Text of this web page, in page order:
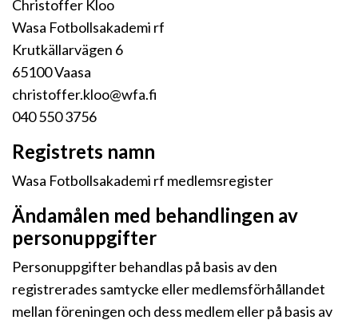
Christoffer Kloo
Wasa Fotbollsakademi rf
Krutkällarvägen 6
65100 Vaasa
christoffer.kloo@wfa.fi
040 550 3756
Registrets namn
Wasa Fotbollsakademi rf medlemsregister
Ändamålen med behandlingen av
personuppgifter
Personuppgifter behandlas på basis av den
registrerades samtycke eller medlemsförhållandet
mellan föreningen och dess medlem eller på basis av